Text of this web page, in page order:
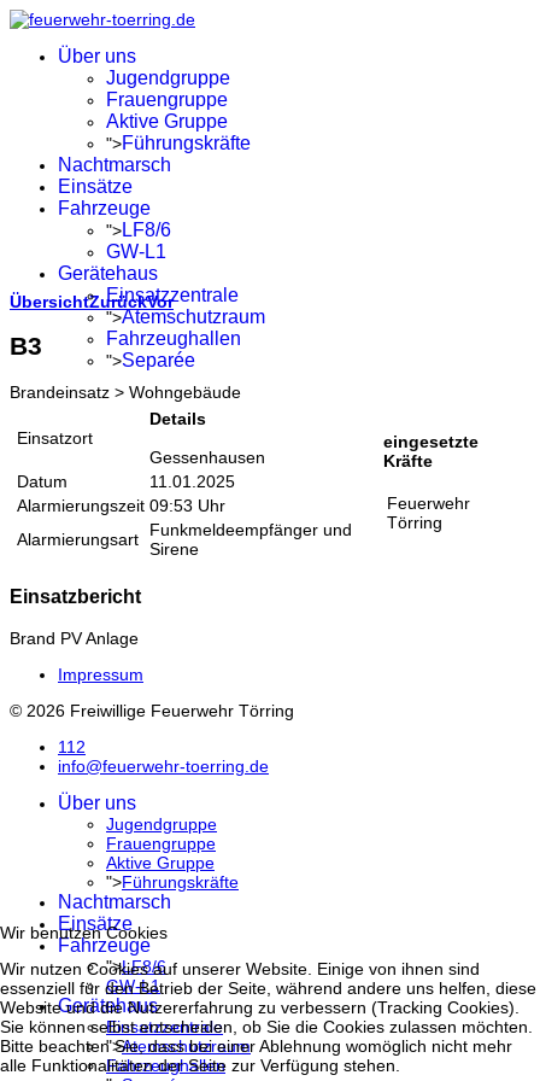
Über uns
Jugendgruppe
Frauengruppe
Aktive Gruppe
">Führungskräfte
Nachtmarsch
Einsätze
Fahrzeuge
">LF8/6
GW-L1
Gerätehaus
Einsatzzentrale
">Atemschutzraum
Fahrzeughallen
">Separée
ÜbersichtZurückVor
B3
Brandeinsatz > Wohngebäude
Einsatzort
Details
Gessenhausen
Datum
11.01.2025
Alarmierungszeit 09:53 Uhr
Alarmierungsart
Funkmeldeempfänger und
Sirene
eingesetzte
Kräfte
Feuerwehr
Törring
Einsatzbericht
Brand PV Anlage
Impressum
© 2026 Freiwillige Feuerwehr Törring
112
info@feuerwehr-toerring.de
Über uns
Jugendgruppe
Frauengruppe
Aktive Gruppe
">Führungskräfte
Nachtmarsch
Einsätze
Fahrzeuge
">LF8/6
GW-L1
Gerätehaus
Einsatzzentrale
">Atemschutzraum
Fahrzeughallen
Wir benutzen Cookies
Wir nutzen Cookies auf unserer Website. Einige von ihnen sind
essenziell für den Betrieb der Seite, während andere uns helfen, diese
Website und die Nutzererfahrung zu verbessern (Tracking Cookies).
Sie können selbst entscheiden, ob Sie die Cookies zulassen möchten.
Bitte beachten Sie, dass bei einer Ablehnung womöglich nicht mehr
alle Funktionalitäten der Seite zur Verfügung stehen.